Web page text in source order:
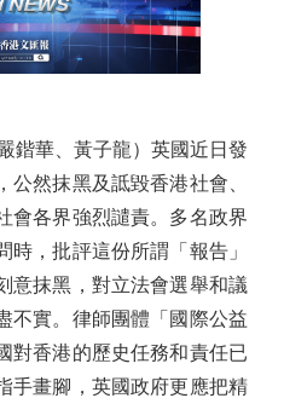
華、黃子龍）英國近日發
然抹黑及詆毀香港社會、
會各界強烈譴責。多名政界
時，批評這份所謂「報告」
意抹黑，對立法會選舉和議
不實。律師團體「國際公益
對香港的歷史任務和責任已
手畫腳，英國政府更應把精